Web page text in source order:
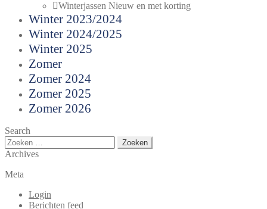
Winterjassen Nieuw en met korting
Winter 2023/2024
Winter 2024/2025
Winter 2025
Zomer
Zomer 2024
Zomer 2025
Zomer 2026
Search
Zoeken
naar:
Archives
Meta
Login
Berichten feed